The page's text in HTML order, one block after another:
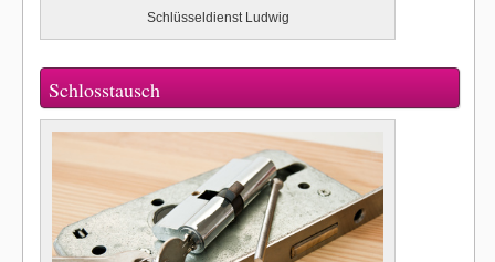
Schlüsseldienst Ludwig
Schlosstausch